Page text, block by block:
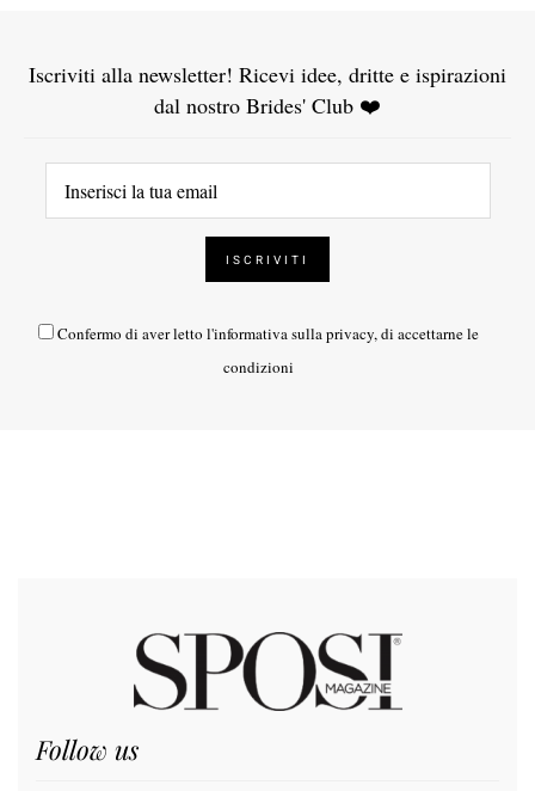
Iscriviti alla newsletter! Ricevi idee, dritte e ispirazioni
dal nostro Brides' Club ❤️
Confermo di aver letto l'informativa sulla privacy, di accettarne le
condizioni
Follow us